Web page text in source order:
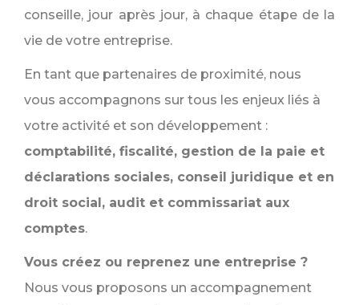
conseille, jour après jour, à chaque étape de la
vie de votre entreprise.
En tant que partenaires de proximité, nous
vous accompagnons sur tous les enjeux liés à
votre activité et son développement :
comptabilité, fiscalité, gestion de la paie et
déclarations sociales, conseil juridique et en
droit social, audit et commissariat aux
comptes.
Vous créez ou reprenez une entreprise ?
Nous vous proposons un accompagnement